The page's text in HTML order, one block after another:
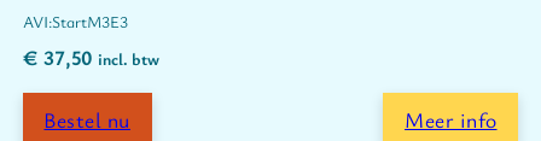
StartM3E3
€ 37,50 incl. btw
Bestel nu Meer info